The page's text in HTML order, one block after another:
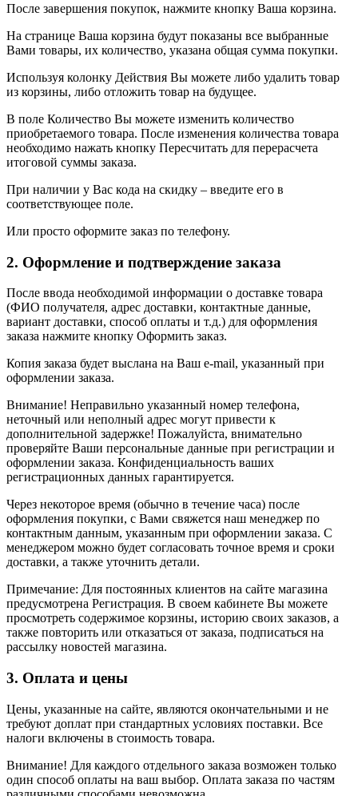
После завершения покупок, нажмите кнопку Ваша корзина.
На странице Ваша корзина будут показаны все выбранные
Вами товары, их количество, указана общая сумма покупки.
Используя колонку Действия Вы можете либо удалить товар
из корзины, либо отложить товар на будущее.
В поле Количество Вы можете изменить количество
приобретаемого товара. После изменения количества товара
необходимо нажать кнопку Пересчитать для перерасчета
итоговой суммы заказа.
При наличии у Вас кода на скидку – введите его в
соответствующее поле.
Или просто оформите заказ по телефону.
2. Оформление и подтверждение заказа
После ввода необходимой информации о доставке товара
(ФИО получателя, адрес доставки, контактные данные,
вариант доставки, способ оплаты и т.д.) для оформления
заказа нажмите кнопку Оформить заказ.
Копия заказа будет выслана на Ваш e-mail, указанный при
оформлении заказа.
Внимание! Неправильно указанный номер телефона,
неточный или неполный адрес могут привести к
дополнительной задержке! Пожалуйста, внимательно
проверяйте Ваши персональные данные при регистрации и
оформлении заказа. Конфиденциальность ваших
регистрационных данных гарантируется.
Через некоторое время (обычно в течение часа) после
оформления покупки, с Вами свяжется наш менеджер по
контактным данным, указанным при оформлении заказа. С
менеджером можно будет согласовать точное время и сроки
доставки, а также уточнить детали.
Примечание: Для постоянных клиентов на сайте магазина
предусмотрена Регистрация. В своем кабинете Вы можете
просмотреть содержимое корзины, историю своих заказов, а
также повторить или отказаться от заказа, подписаться на
рассылку новостей магазина.
3. Оплата и цены
Цены, указанные на сайте, являются окончательными и не
требуют доплат при стандартных условиях поставки. Все
налоги включены в стоимость товара.
Внимание! Для каждого отдельного заказа возможен только
один способ оплаты на ваш выбор. Оплата заказа по частям